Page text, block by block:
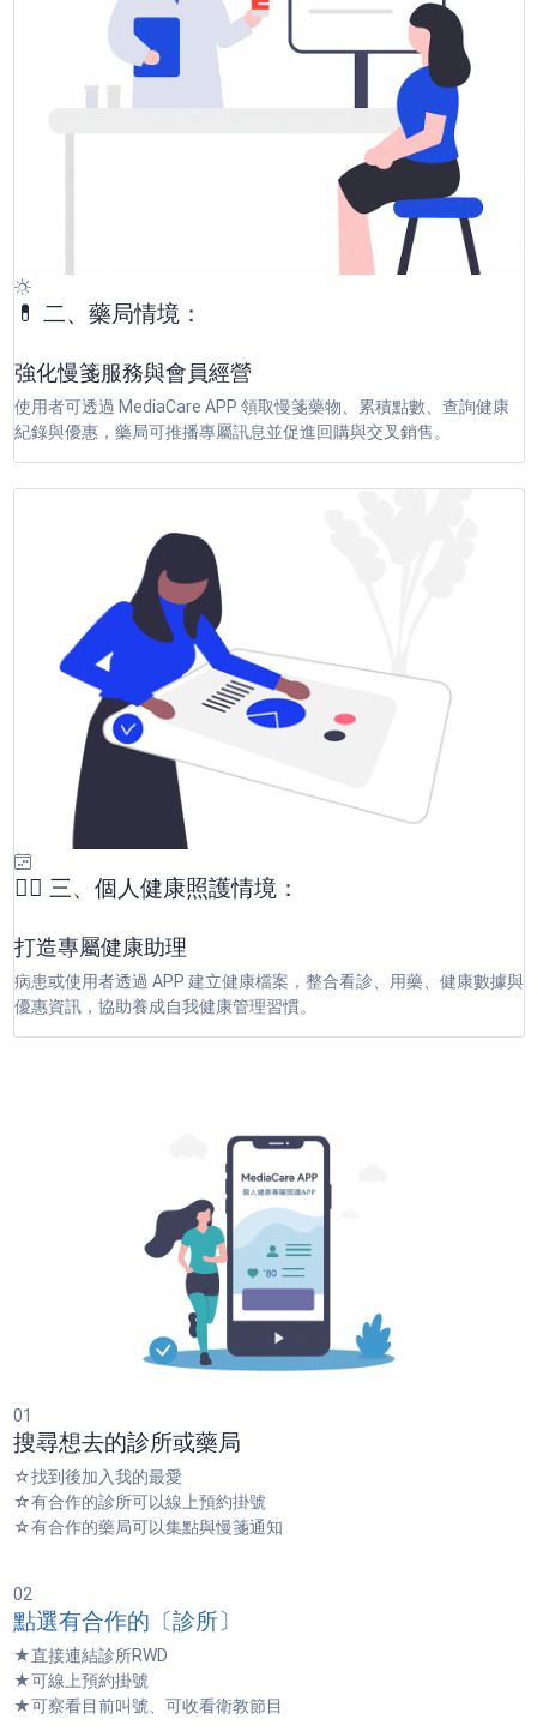
💊 二、藥局情境：
強化慢箋服務與會員經營
使用者可透過 MediaCare APP 領取慢箋藥物、累積點數、查詢健康
紀錄與優惠，藥局可推播專屬訊息並促進回購與交叉銷售。
🧑‍⚕️ 三、個人健康照護情境：
打造專屬健康助理
病患或使用者透過 APP 建立健康檔案，整合看診、用藥、健康數據與
優惠資訊，協助養成自我健康管理習慣。
01
搜尋想去的診所或藥局
☆找到後加入我的最愛
☆有合作的診所可以線上預約掛號
☆有合作的藥局可以集點與慢箋通知
02
點選有合作的〔診所〕
★直接連結診所RWD
★可線上預約掛號
★可察看目前叫號、可收看衛教節目